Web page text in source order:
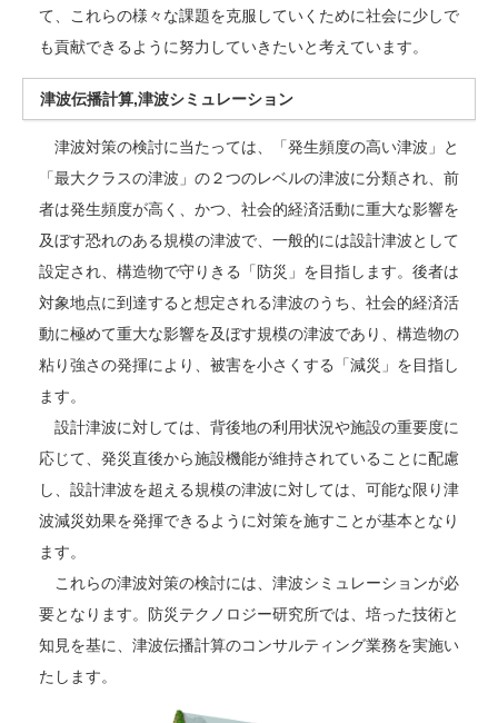
て、これらの様々な課題を克服していくために社会に少しで
も貢献できるように努力していきたいと考えています。
津波伝播計算,津波シミュレーション
津波対策の検討に当たっては、「発生頻度の高い津波」と
「最大クラスの津波」の２つのレベルの津波に分類され、前
者は発生頻度が高く、かつ、社会的経済活動に重大な影響を
及ぼす恐れのある規模の津波で、一般的には設計津波として
設定され、構造物で守りきる「防災」を目指します。後者は
対象地点に到達すると想定される津波のうち、社会的経済活
動に極めて重大な影響を及ぼす規模の津波であり、構造物の
粘り強さの発揮により、被害を小さくする「減災」を目指し
ます。
設計津波に対しては、背後地の利用状況や施設の重要度に
応じて、発災直後から施設機能が維持されていることに配慮
し、設計津波を超える規模の津波に対しては、可能な限り津
波減災効果を発揮できるように対策を施すことが基本となり
ます。
これらの津波対策の検討には、津波シミュレーションが必
要となります。防災テクノロジー研究所では、培った技術と
知見を基に、津波伝播計算のコンサルティング業務を実施い
たします。